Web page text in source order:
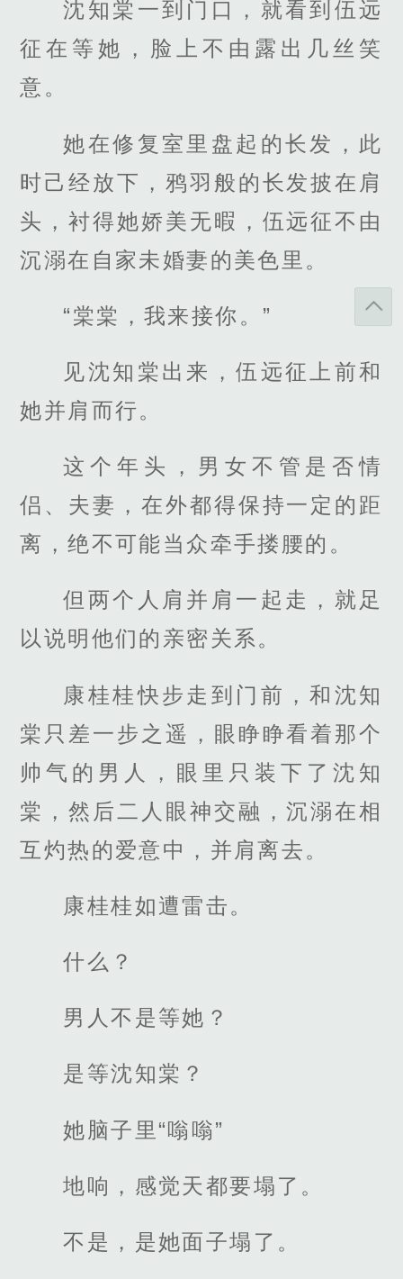
沈知棠一到门口，就看到伍远
征在等她，脸上不由露出几丝笑
意。
她在修复室里盘起的长发，此
时己经放下，鸦羽般的长发披在肩
头，衬得她娇美无暇，伍远征不由
沉溺在自家未婚妻的美色里。
“棠棠，我来接你。”
见沈知棠出来，伍远征上前和
她并肩而行。
这个年头，男女不管是否情
侣、夫妻，在外都得保持一定的距
离，绝不可能当众牵手搂腰的。
但两个人肩并肩一起走，就足
以说明他们的亲密关系。
康桂桂快步走到门前，和沈知
棠只差一步之遥，眼睁睁看着那个
帅气的男人，眼里只装下了沈知
棠，然后二人眼神交融，沉溺在相
互灼热的爱意中，并肩离去。
康桂桂如遭雷击。
什么？
男人不是等她？
是等沈知棠？
她脑子里“嗡嗡”
地响，感觉天都要塌了。
不是，是她面子塌了。